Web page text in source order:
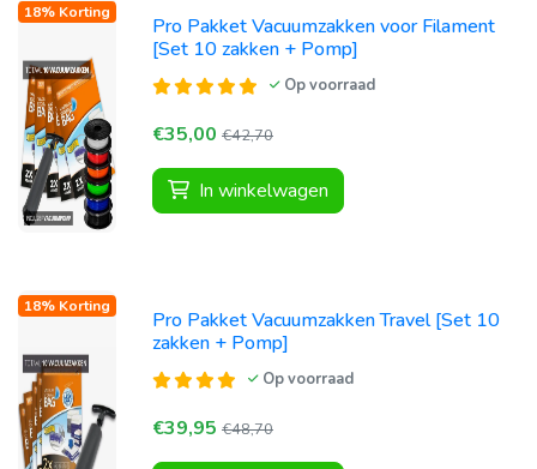
18% Korting
Pro Pakket Vacuumzakken voor Filament
[Set 10 zakken + Pomp]
Op voorraad
€35,00 €42,70
In winkelwagen
18% Korting
Pro Pakket Vacuumzakken Travel [Set 10
zakken + Pomp]
Op voorraad
€39,95 €48,70